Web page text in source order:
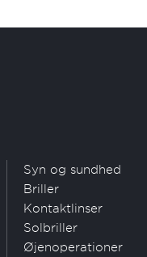
Syn og sundhed
Briller
Kontaktlinser
Solbriller
Øjenoperationer